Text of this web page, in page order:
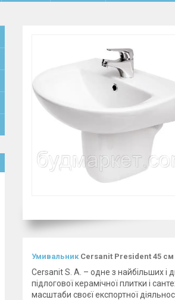
УмивальникCersanit President 45 см
Cersanit S. A. – одне з найбільших і
підлогової керамічної плитки і
масштаби своєї експортної